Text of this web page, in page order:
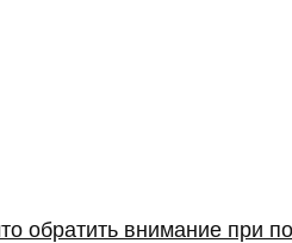
обратить внимание при